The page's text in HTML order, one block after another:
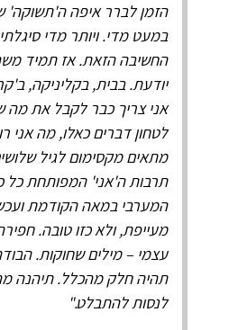
הזמן לברר איפה ה'תשוקה'
במעט מדי. ויותר מדי
החשיבה הזאת. אז תמיד
יודעת. בבית, בקליניקה,
אני צריך כבר לקבל את מה
לטחון דברים כאלו, מה אני
מתאים מקסימום לגיל
תרבות ה'אני' המפותחת כל
המערבי במאה הקודמת
מעייפת, ולא כזו טובה.
עצמי – מילים שחוקות.
תהיה חלק מהכלל. תיהנה
לנסות להתבלט."